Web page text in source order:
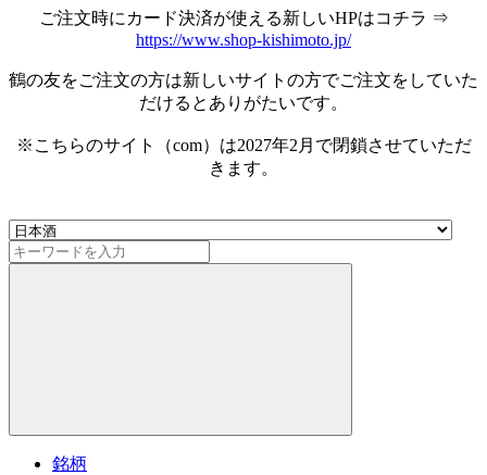
ご注文時にカード決済が使える新しいHPはコチラ ⇒
https://www.shop-kishimoto.jp/
鶴の友をご注文の方は新しいサイトの方でご注文をしていた
だけるとありがたいです。
※こちらのサイト（com）は2027年2月で閉鎖させていただ
きます。
銘柄